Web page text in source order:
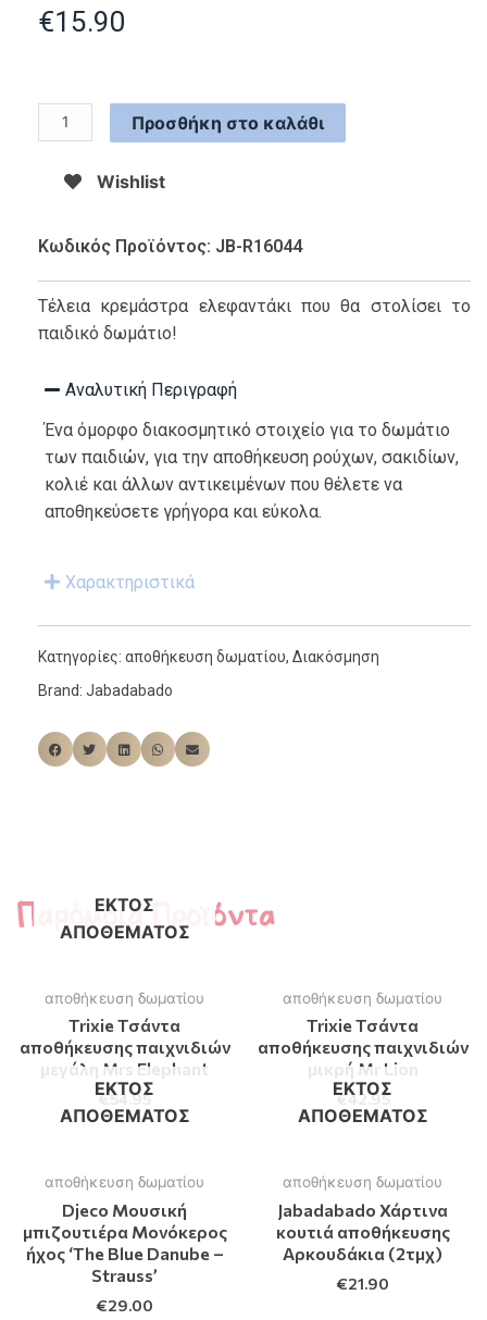
€15.90
Προσθήκη στο καλάθι
Wishlist
Κωδικός Προϊόντος: JB-R16044
Τέλεια κρεμάστρα ελεφαντάκι που θα στολίσει το
παιδικό δωμάτιο!
Αναλυτική Περιγραφή
Ένα όμορφο διακοσμητικό στοιχείο για το δωμάτιο
των παιδιών, για την αποθήκευση ρούχων, σακιδίων,
κολιέ και άλλων αντικειμένων που θέλετε να
αποθηκεύσετε γρήγορα και εύκολα.
Χαρακτηριστικά
Κατηγορίες: αποθήκευση δωματίου, Διακόσμηση
Brand: Jabadabado
Παρόμοια Προϊόντα
ΕΚΤΌΣ
ΑΠΟΘΈΜΑΤΟΣ
αποθήκευση δωματίου
Trixie Τσάντα
αποθήκευσης παιχνιδιών
μεγάλη Mrs Elephant
€54.95
αποθήκευση δωματίου
Trixie Τσάντα
αποθήκευσης παιχνιδιών
μικρή Mr Lion
€42.95
ΕΚΤΌΣ
ΑΠΟΘΈΜΑΤΟΣ
αποθήκευση δωματίου
Djeco Μουσική
μπιζουτιέρα Μονόκερος
ήχος ‘The Blue Danube –
Strauss’
€29.00
ΕΚΤΌΣ
ΑΠΟΘΈΜΑΤΟΣ
αποθήκευση δωματίου
Jabadabado Χάρτινα
κουτιά αποθήκευσης
Αρκουδάκια (2τμχ)
€21.90